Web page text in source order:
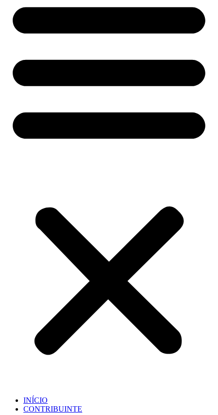
INÍCIO
CONTRIBUINTE